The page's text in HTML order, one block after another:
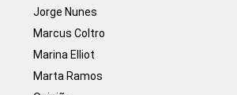
Jorge Nunes
Marcus Coltro
Marina Elliot
Marta Ramos